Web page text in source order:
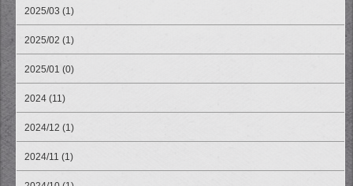
2025/03 (1)
2025/02 (1)
2025/01 (0)
2024 (11)
2024/12 (1)
2024/11 (1)